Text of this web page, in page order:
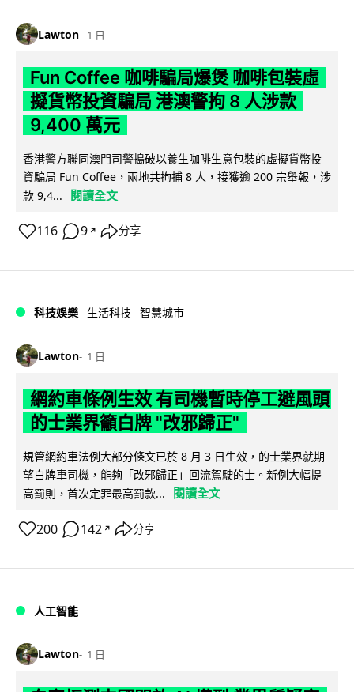
Lawton 1 日
Fun Coffee 咖啡騙局爆煲 咖啡包裝虛
擬貨幣投資騙局 港澳警拘 8 人涉款
9,400 萬元
香港警方聯同澳門司警搗破以養生咖啡生意包裝的虛擬貨幣投
資騙局 Fun Coffee，兩地共拘捕 8 人，接獲逾 200 宗舉報，涉
款 9,4...
閱讀全文
116 9 ↗ 分享
科技娛樂 生活科技 智慧城市
Lawton 1 日
網約車條例生效 有司機暫時停工避風頭
的士業界籲白牌 "改邪歸正"
規管網約車法例大部分條文已於 8 月 3 日生效，的士業界就期
望白牌車司機，能夠「改邪歸正」回流駕駛的士。新例大幅提
高罰則，首次定罪最高罰款...
閱讀全文
200 142 ↗ 分享
人工智能
Lawton 1 日